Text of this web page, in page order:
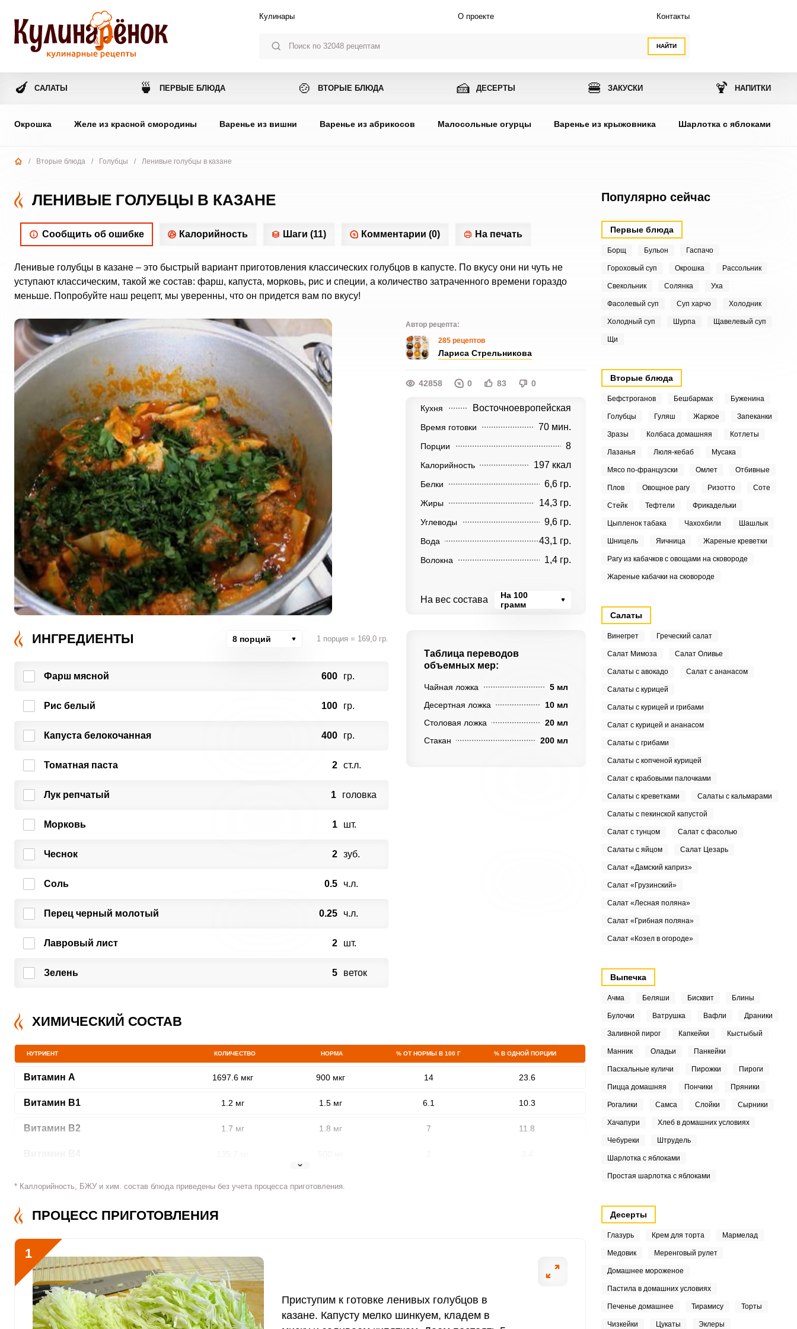
НАЙТИ
Кулинары О проекте Контакты
🍆 САЛАТЫ 🍵 ПЕРВЫЕ БЛЮДА 🍲 ВТОРЫЕ БЛЮДА 🍰 ДЕСЕРТЫ 🍔 ЗАКУСКИ 🍹 НАПИТКИ
Окрошка Желе из красной смородины Варенье из вишни Варенье из абрикосов Малосольные огурцы Варенье из крыжовника Шарлотка с яблоками
/ Вторые блюда / Голубцы / Ленивые голубцы в казане
ЛЕНИВЫЕ ГОЛУБЦЫ В КАЗАНЕ
Сообщить об ошибке Калорийность Шаги (11) Комментарии (0) На печать
Ленивые голубцы в казане – это быстрый вариант приготовления классических голубцов в капусте. По вкусу они ни чуть не
уступают классическим, такой же состав: фарш, капуста, морковь, рис и специи, а количество затраченного времени гораздо
меньше. Попробуйте наш рецепт, мы уверенны, что он придется вам по вкусу!
Автор рецепта:
285 рецептов
Лариса Стрельникова
42858 0 83 0
Кухня Восточноевропейская
Время готовки 70 мин.
Порции 8
Калорийность 197 ккал
Белки 6,6 гр.
Жиры 14,3 гр.
Углеводы 9,6 гр.
Вода 43,1 гр.
Волокна 1,4 гр.
На вес состава
На 100
грамм
ИНГРЕДИЕНТЫ 8 порций 1 порция = 169,0 гр.
Фарш мясной 600 гр.
Рис белый 100 гр.
Капуста белокочанная 400 гр.
Томатная паста 2 ст.л.
Лук репчатый 1 головка
Морковь 1 шт.
Чеснок 2 зуб.
Соль 0.5 ч.л.
Перец черный молотый 0.25 ч.л.
Лавровый лист 2 шт.
Зелень 5 веток
Таблица переводов
объемных мер:
Чайная ложка
5 мл
Десертная ложка
10 мл
Столовая ложка
20 мл
Стакан
200 мл
ХИМИЧЕСКИЙ СОСТАВ
НУТРИЕНТ КОЛИЧЕСТВО НОРМА % ОТ НОРМЫ В 100 Г % В ОДНОЙ ПОРЦИИ
Витамин A 1697.6 мкг 900 мкг 14 23.6
Витамин В1 1.2 мг 1.5 мг 6.1 10.3
Витамин В2 1.7 мг 1.8 мг 7 11.8
Витамин В12 0
Витамин С 129 мкг
Витамин D 0
* Каллорийность, БЖУ и хим. состав блюда приведены без учета процесса приготовления.
ПРОЦЕСС ПРИГОТОВЛЕНИЯ
1
Приступим к готовке ленивых голубцов в
казане. Капусту мелко шинкуем, кладем в
Популярно сейчас
Первые блюда
Борщ Бульон Гаспачо
Гороховый суп Окрошка Рассольник
Свекольник Солянка Уха
Фасолевый суп Суп харчо Холодник
Холодный суп Шурпа Щавелевый суп
Щи
Вторые блюда
Бефстроганов Бешбармак Буженина
Голубцы Гуляш Жаркое Запеканки
Зразы Колбаса домашняя Котлеты
Лазанья Люля-кебаб Мусака
Мясо по-французски Омлет Отбивные
Плов Овощное рагу Ризотто Соте
Стейк Тефтели Фрикадельки
Цыпленок табака Чахохбили Шашлык
Шницель Яичница Жареные креветки
Рагу из кабачков с овощами на сковороде
Жареные кабачки на сковороде
Салаты
Винегрет Греческий салат
Салат Мимоза Салат Оливье
Салаты с авокадо Салат с ананасом
Салаты с курицей
Салаты с курицей и грибами
Салат с курицей и ананасом
Салаты с грибами
Салаты с копченой курицей
Салат с крабовыми палочками
Салаты с креветками Салаты с кальмарами
Салаты с пекинской капустой
Салат с тунцом Салат с фасолью
Салаты с яйцом Салат Цезарь
Салат «Дамский каприз»
Салат «Грузинский»
Салат «Лесная поляна»
Салат «Грибная поляна»
Салат «Козел в огороде»
Выпечка
Ачма Беляши Бисквит Блины
Булочки Ватрушка Вафли Драники
Заливной пирог Капкейки Кыстыбый
Манник Оладьи Панкейки
Пасхальные куличи Пирожки Пироги
Пицца домашняя Пончики Пряники
Рогалики Самса Слойки Сырники
Хачапури Хлеб в домашних условиях
Чебуреки Штрудель
Шарлотка с яблоками
Простая шарлотка с яблоками
Десерты
Глазурь Крем для торта Мармелад
Медовик Меренговый рулет
Домашнее мороженое
Пастила в домашних условиях
Печенье домашнее Тирамису Торты
Чизкейки Цукаты Эклеры
ШАГ